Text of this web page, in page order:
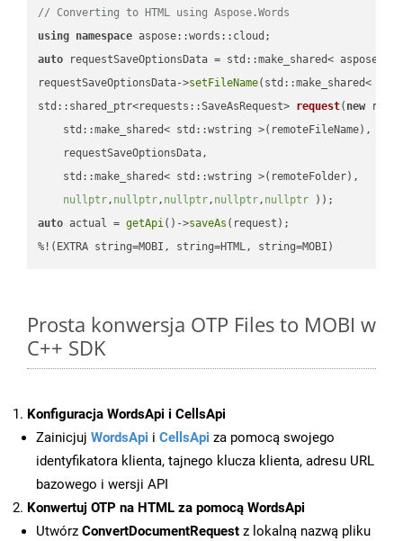
// Converting to HTML using Aspose.Words
using namespace
auto requestSaveOptionsData = std::make_shared<
requestSaveOptionsData->setFileName(std::make_shared<
std::shared_ptr<requests::SaveAsRequest> request( new
    std::make_shared< std::wstring >(remoteFileName),
    requestSaveOptionsData,
    std::make_shared< std::wstring >(remoteFolder),
nullptr, nullptr, nullptr, nullptr, nullptr ))
auto actual = getApi()->saveAs (request);
%!(EXTRA string=MOBI, string=HTML, string=MOBI)
Prosta konwersja OTP Files to MOBI w
C++ SDK
Konfiguracja WordsApi i CellsApi
Zainicjuj WordsApi i CellsApi za pomocą swojego
identyfikatora klienta, tajnego klucza klienta, adresu URL
bazowego i wersji API
Konwertuj OTP na HTML za pomocą WordsApi
Utwórz ConvertDocumentRequest z lokalną nazwą pliku